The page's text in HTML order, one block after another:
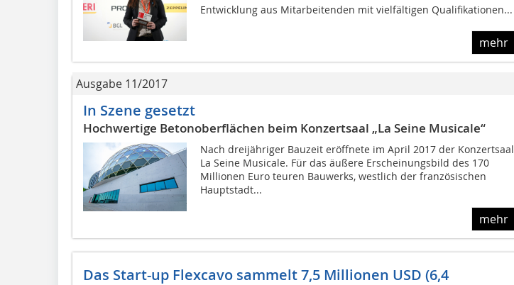
Entwicklung aus Mitarbeitenden mit vielfältigen Qualifikationen...
mehr
Ausgabe 11/2017
In Szene gesetzt
Hochwertige Betonoberflächen beim Konzertsaal „La Seine Musicale“
Nach dreijähriger Bauzeit eröffnete im April 2017 der Konzertsaal
La Seine Musicale. Für das äußere Erscheinungsbild des 170
Millionen Euro teuren Bauwerks, westlich der französischen
Hauptstadt...
mehr
Das Start-up Flexcavo sammelt 7,5 Millionen USD (6,4